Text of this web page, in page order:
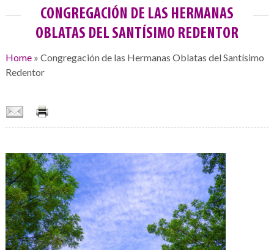
CONGREGACIÓN DE LAS HERMANAS
OBLATAS DEL SANTÍSIMO REDENTOR
Home» Congregación de las Hermanas Oblatas del Santísimo
Redentor